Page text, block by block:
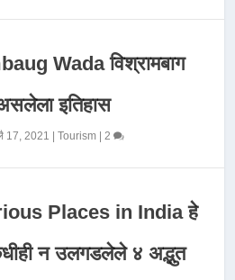
Wada विश्रामबाग
इतिहास
17, 2021 |Tourism |2
Places in India हे
न उलगडलेले ४ अद्भुत